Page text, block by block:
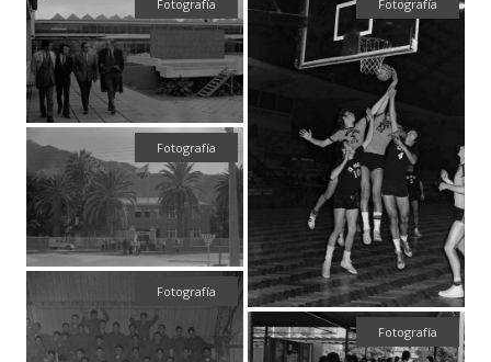
Fotografía Fotografía
Fotografía
Fotografía
Fotografía